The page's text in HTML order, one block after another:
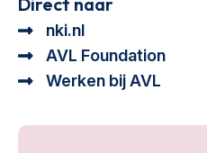
nki.nl
AVL Foundation
Werken bij AVL